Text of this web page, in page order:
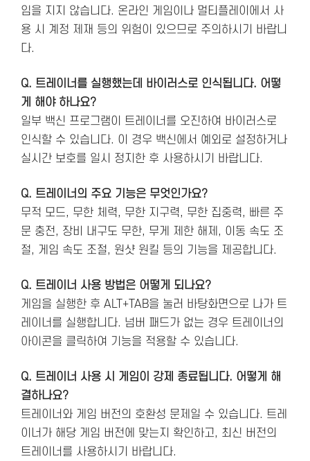
임을 지지 않습니다. 온라인 게임이나 멀티플레이에서 사
용 시 계정 제재 등의 위험이 있으므로 주의하시기 바랍니
다.
Q. 트레이너를 실행했는데 바이러스로 인식됩니다. 어떻
게 해야 하나요?
일부 백신 프로그램이 트레이너를 오진하여 바이러스로
인식할 수 있습니다. 이 경우 백신에서 예외로 설정하거나
실시간 보호를 일시 정지한 후 사용하시기 바랍니다.
Q. 트레이너의 주요 기능은 무엇인가요?
무적 모드, 무한 체력, 무한 지구력, 무한 집중력, 빠른 주
문 충전, 장비 내구도 무한, 무게 제한 해제, 이동 속도 조
절, 게임 속도 조절, 원샷 원킬 등의 기능을 제공합니다.
Q. 트레이너 사용 방법은 어떻게 되나요?
게임을 실행한 후 ALT+TAB을 눌러 바탕화면으로 나가 트
레이너를 실행합니다. 넘버 패드가 없는 경우 트레이너의
아이콘을 클릭하여 기능을 적용할 수 있습니다.
Q. 트레이너 사용 시 게임이 강제 종료됩니다. 어떻게 해
결하나요?
트레이너와 게임 버전의 호환성 문제일 수 있습니다. 트레
이너가 해당 게임 버전에 맞는지 확인하고, 최신 버전의
트레이너를 사용하시기 바랍니다.